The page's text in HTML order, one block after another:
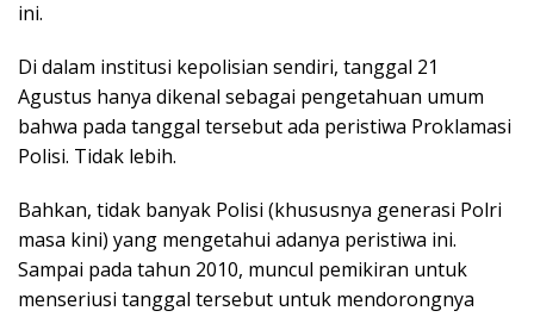
ini.
Di dalam institusi kepolisian sendiri, tanggal 21
Agustus hanya dikenal sebagai pengetahuan umum
bahwa pada tanggal tersebut ada peristiwa Proklamasi
Polisi. Tidak lebih.
Bahkan, tidak banyak Polisi (khususnya generasi Polri
masa kini) yang mengetahui adanya peristiwa ini.
Sampai pada tahun 2010, muncul pemikiran untuk
menseriusi tanggal tersebut untuk mendorongnya